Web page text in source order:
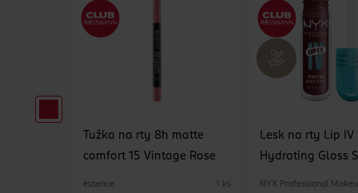
Tužka na rty 8h matte
comfort 15 Vintage Rose
essence 1 ks
Lesk na rty Lip IV
Hydrating Gloss
NYX Professional